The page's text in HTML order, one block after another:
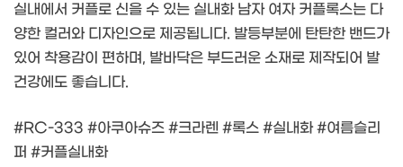
실내에서 커플로 신을 수 있는 실내화 남자 여자 커플록스는 다
양한 컬러와 디자인으로 제공됩니다. 발등부분에 탄탄한 밴드가
있어 착용감이 편하며, 발바닥은 부드러운 소재로 제작되어 발
건강에도 좋습니다.
#RC-333 #아쿠아슈즈 #크라렌 #록스 #실내화 #여름슬리
퍼 #커플실내화